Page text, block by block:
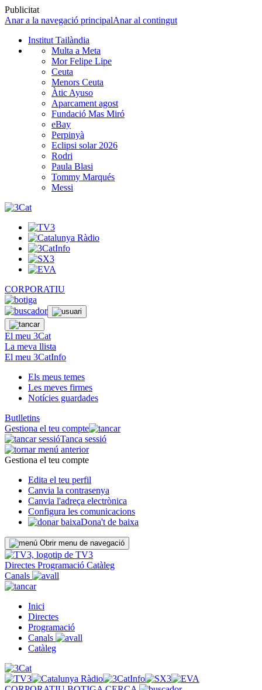
Publicitat
Anar a la navegació principalAnar al contingut
Institut Tailàndia
Multa a Meta
Mor Felipe Lipe
Ceuta
Menors Ceuta
Àtic Ayuso
Aparcament agost
Fundació Mas Miró
eBay
Perpinyà
Eclipsi solar 2026
Rodri
Paula Blasi
Tommy Marqués
Messi
CORPORATIU
El meu 3Cat
La meva llista
El meu 3CatInfo
Els meus temes
Les meves firmes
Notícies guardades
Butlletins
Gestiona el teu compte
Tanca sessió
Gestiona el teu compte
Edita el teu perfil
Canvia la contrasenya
Canvia l'adreça electrònica
Configura les comunicacions
Dona't de baixa
Obrir menu de navegació
Directes Programació Catàleg
Canals
Inici
Directes
Programació
Canals
Catàleg